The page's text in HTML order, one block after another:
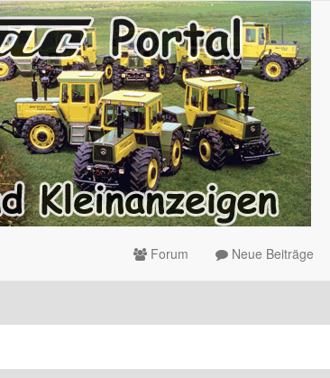
Forum Neue Beiträge